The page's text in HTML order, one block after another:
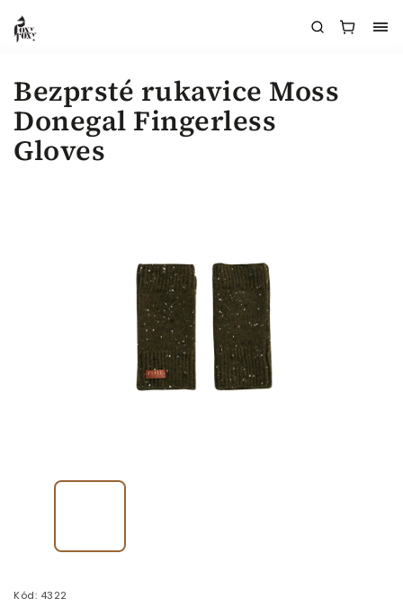
Bezprsté rukavice Moss
Donegal Fingerless
Gloves
Kód: 4322